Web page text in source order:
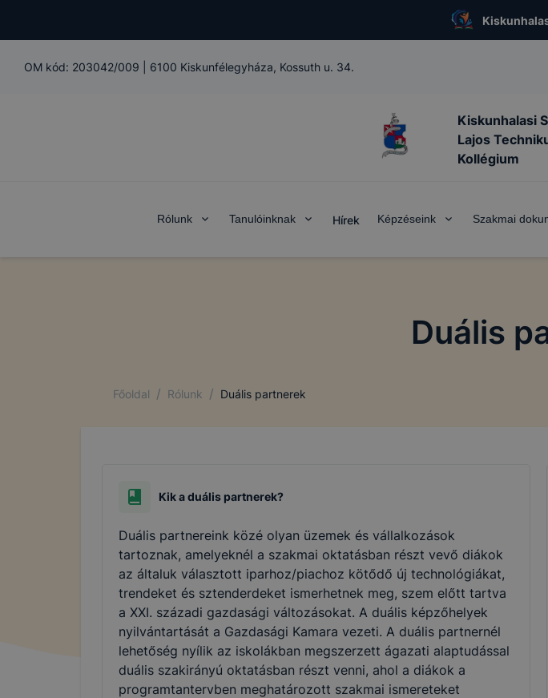
OM kód: 203042/009 6100 Kiskunfélegyháza, Kossuth u. 34.
Kiskunhalasi
Lajos
Kollégium
Rólunk Tanulóinknak Hírek Képzéseink Szakmai
Duális
Főoldal / Rólunk / Duális partnerek
Kik a duális partnerek?
Duális partnereink közé olyan üzemek és vállalkozások
tartoznak, amelyeknél a szakmai oktatásban részt vevő diákok
az általuk választott iparhoz/piachoz kötődő új technológiákat,
trendeket és sztenderdeket ismerhetnek meg, szem előtt tartva
a XXI. századi gazdasági változásokat. A duális képzőhelyek
nyilvántartását a Gazdasági Kamara vezeti. A duális partnernél
lehetőség nyílik az iskolákban megszerzett ágazati alaptudással
duális szakirányú oktatásban részt venni, ahol a diákok a
programtantervben meghatározott szakmai ismereteket